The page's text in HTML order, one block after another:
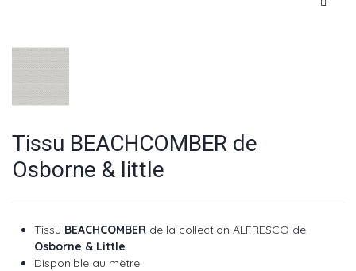
Tissu BEACHCOMBER de
Osborne & little
Tissu BEACHCOMBER de la collection ALFRESCO de
Osborne & Little
Disponible au mètre.